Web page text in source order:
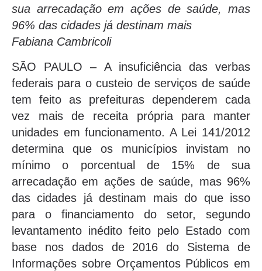
sua arrecadação em ações de saúde, mas
96% das cidades já destinam mais
Fabiana Cambricoli
SÃO PAULO – A insuficiência das verbas
federais para o custeio de serviços de saúde
tem feito as prefeituras dependerem cada
vez mais de receita própria para manter
unidades em funcionamento. A Lei 141/2012
determina que os municípios invistam no
mínimo o porcentual de 15% de sua
arrecadação em ações de saúde, mas 96%
das cidades já destinam mais do que isso
para o financiamento do setor, segundo
levantamento inédito feito pelo Estado com
base nos dados de 2016 do Sistema de
Informações sobre Orçamentos Públicos em